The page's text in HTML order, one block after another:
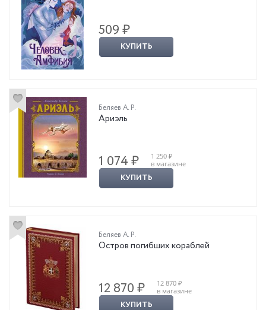
509 ₽
КУПИТЬ
Беляев А. Р.
Ариэль
1 074 ₽
1 250 ₽
в магазине
КУПИТЬ
Беляев А. Р.
Остров погибших кораблей
12 870 ₽
12 870 ₽
в магазине
КУПИТЬ